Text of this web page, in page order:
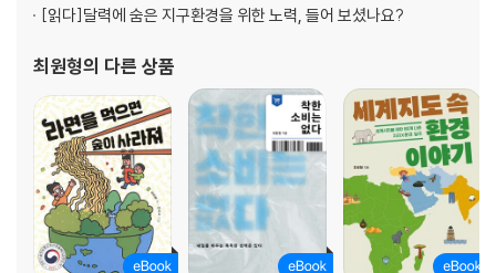
내 차가 아닌 우리 차를 갖고 싶어!
위기를 기회로 만드는 새로운 상상!
함께 토론하기: 친환경 정책
나가는 글: 덜 소비하고 더 나누는 삶
[읽다]달력에 숨은 지구환경을 위한 노력, 들어 보셨나요?
최원형의 다른 상품